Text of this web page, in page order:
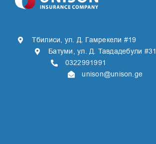
Тбилиси, ул. Д. Гамрекели #19
Батуми, ул. Д. Тавдадебули #31
0322991991
unison@unison.ge